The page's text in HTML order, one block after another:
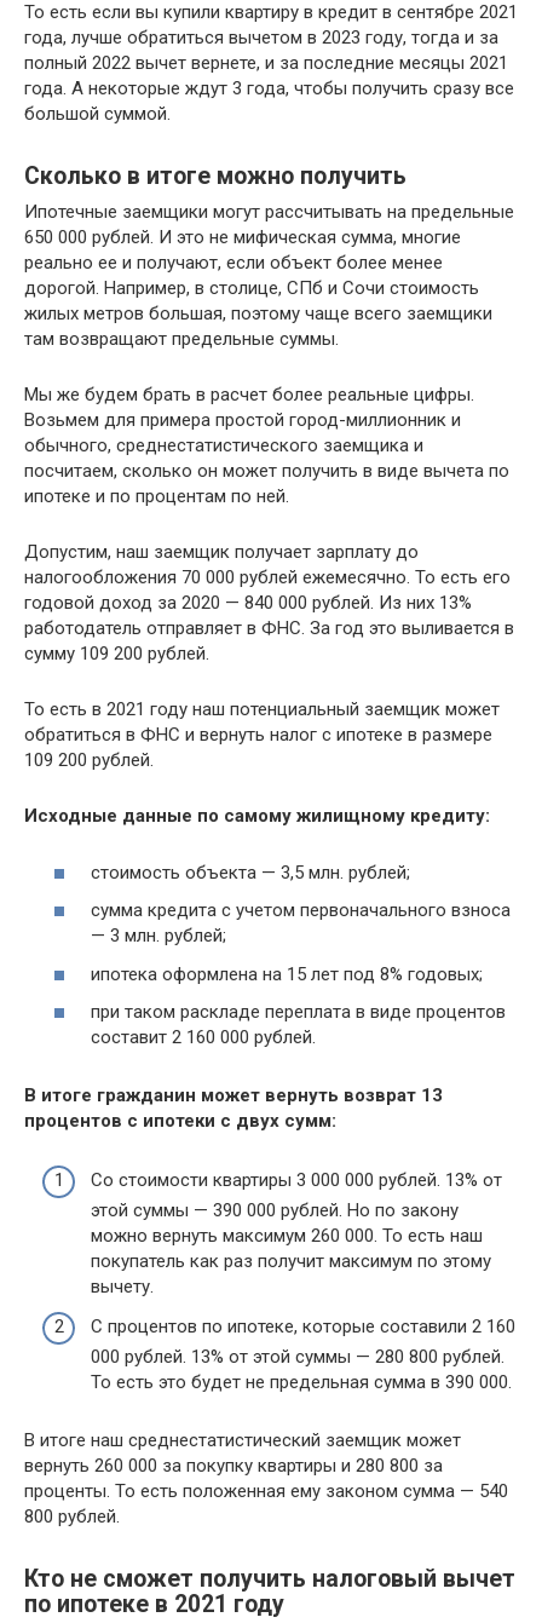
То есть если вы купили квартиру в кредит в сентябре 2021
года, лучше обратиться вычетом в 2023 году, тогда и за
полный 2022 вычет вернете, и за последние месяцы 2021
года. А некоторые ждут 3 года, чтобы получить сразу все
большой суммой.
Сколько в итоге можно получить
Ипотечные заемщики могут рассчитывать на предельные
650 000 рублей. И это не мифическая сумма, многие
реально ее и получают, если объект более менее
дорогой. Например, в столице, СПб и Сочи стоимость
жилых метров большая, поэтому чаще всего заемщики
там возвращают предельные суммы.
Мы же будем брать в расчет более реальные цифры.
Возьмем для примера простой город-миллионник и
обычного, среднестатистического заемщика и
посчитаем, сколько он может получить в виде вычета по
ипотеке и по процентам по ней.
Допустим, наш заемщик получает зарплату до
налогообложения 70 000 рублей ежемесячно. То есть его
годовой доход за 2020 — 840 000 рублей. Из них 13%
работодатель отправляет в ФНС. За год это выливается в
сумму 109 200 рублей.
То есть в 2021 году наш потенциальный заемщик может
обратиться в ФНС и вернуть налог с ипотеке в размере
109 200 рублей.
Исходные данные по самому жилищному кредиту:
стоимость объекта — 3,5 млн. рублей;
сумма кредита с учетом первоначального взноса
— 3 млн. рублей;
ипотека оформлена на 15 лет под 8% годовых;
при таком раскладе переплата в виде процентов
составит 2 160 000 рублей.
В итоге гражданин может вернуть возврат 13
процентов с ипотеки с двух сумм:
Со стоимости квартиры 3 000 000 рублей. 13% от
этой суммы — 390 000 рублей. Но по закону
можно вернуть максимум 260 000. То есть наш
покупатель как раз получит максимум по этому
вычету.
С процентов по ипотеке, которые составили 2 160
000 рублей. 13% от этой суммы — 280 800 рублей.
То есть это будет не предельная сумма в 390 000.
В итоге наш среднестатистический заемщик может
вернуть 260 000 за покупку квартиры и 280 800 за
проценты. То есть положенная ему законом сумма — 540
800 рублей.
Кто не сможет получить налоговый вычет
по ипотеке в 2021 году